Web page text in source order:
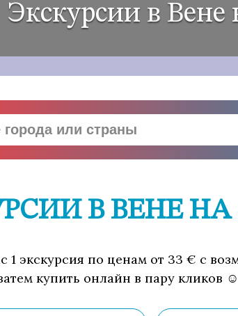
Экскурсии в Вене
В ВЕНЕ НА
1 экскурсия по ценам от 33 € с
купить онлайн в пару кликов ☺